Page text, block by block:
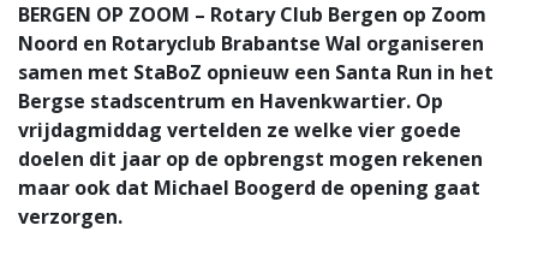
BERGEN OP ZOOM – Rotary Club Bergen op Zoom
Noord en Rotaryclub Brabantse Wal organiseren
samen met StaBoZ opnieuw een Santa Run in het
Bergse stadscentrum en Havenkwartier. Op
vrijdagmiddag vertelden ze welke vier goede
doelen dit jaar op de opbrengst mogen rekenen
maar ook dat Michael Boogerd de opening gaat
verzorgen.